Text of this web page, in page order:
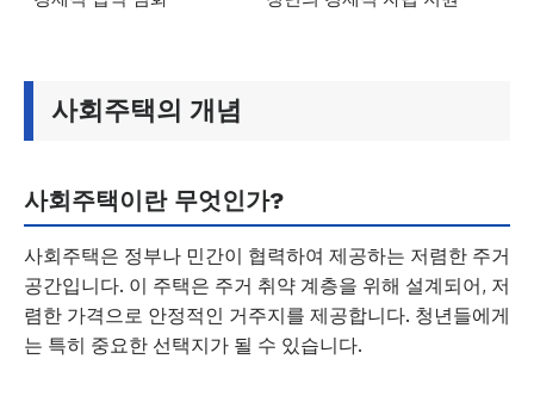
사회주택의 개념
사회주택이란 무엇인가?
사회주택은 정부나 민간이 협력하여 제공하는 저렴한 주거
공간입니다. 이 주택은 주거 취약 계층을 위해 설계되어, 저
렴한 가격으로 안정적인 거주지를 제공합니다. 청년들에게
는 특히 중요한 선택지가 될 수 있습니다.